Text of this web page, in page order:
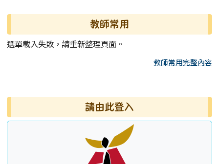
教師常用
選單載入失敗，請重新整理頁面。
教師常用完整內容
右邊區域內容 請由此登入